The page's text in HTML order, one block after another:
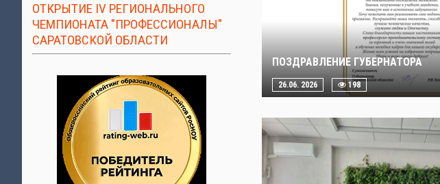
ОТКРЫТИЕ IV РЕГИОНАЛЬНОГО
ЧЕМПИОНАТА "ПРОФЕССИОНАЛЫ"
САРАТОВСКОЙ ОБЛАСТИ
ПОЗДРАВЛЕНИЕ ГУБЕРНАТОРА
26.06. 2026 198